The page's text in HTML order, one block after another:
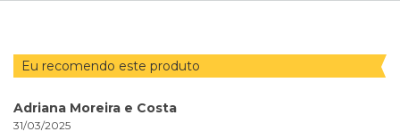
Eu recomendo este produto
Adriana Moreira e Costa
31/03/2025